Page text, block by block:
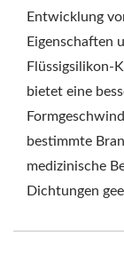
Entwicklung
Eigenschaften
Flüssigsilikon-
bietet eine
bestimmte
medizinische
Dichtungen